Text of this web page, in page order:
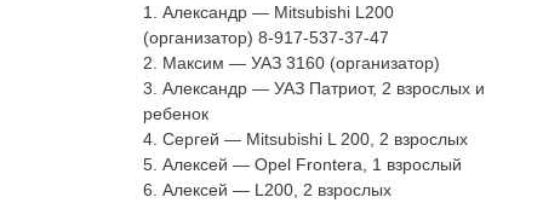
1. Александр — Mitsubishi L200
(организатор) 8-917-537-37-47
2. Максим — УАЗ 3160 (организатор)
3. Александр — УАЗ Патриот, 2 взрослых и
ребенок
4. Сергей — Mitsubishi L 200, 2 взрослых
5. Алексей — Opel Frontera, 1 взрослый
6. Алексей — L200, 2 взрослых